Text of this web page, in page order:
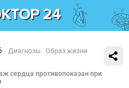
Диагнозы Образ жизни
сердца противопоказан при